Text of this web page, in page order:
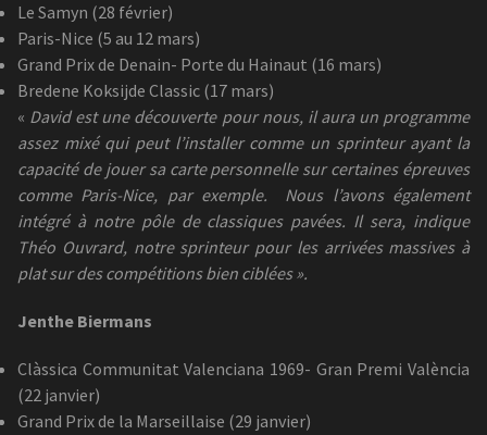
Le Samyn (28 février)
Paris-Nice (5 au 12 mars)
Grand Prix de Denain- Porte du Hainaut (16 mars)
Bredene Koksijde Classic (17 mars)
« David est une découverte pour nous, il aura un programme
assez mixé qui peut l’installer comme un sprinteur ayant la
capacité de jouer sa carte personnelle sur certaines épreuves
comme Paris-Nice, par exemple.
Nous l’avons également
intégré à notre pôle de classiques pavées. Il sera, indique
Théo Ouvrard, notre sprinteur pour les arrivées massives à
plat sur des compétitions bien ciblées ».
Jenthe Biermans
Clàssica Communitat Valenciana 1969- Gran Premi València
(22 janvier)
Grand Prix de la Marseillaise (29 janvier)